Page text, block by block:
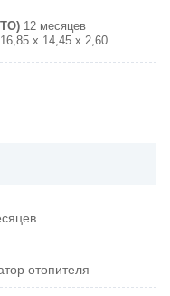
12 месяцев
16,85 x 14,45 x 2,60
отопителя